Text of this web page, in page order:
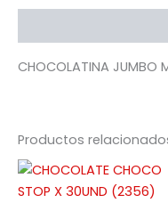
CHOCOLATINA JUMBO
Productos